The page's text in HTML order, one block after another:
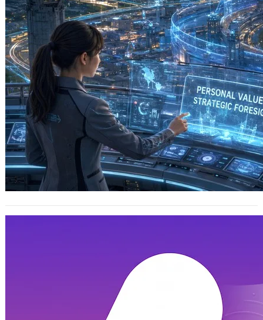
或論壇上…
English 《Just a New Tab》Privacy
Policy This Privacy Pol…